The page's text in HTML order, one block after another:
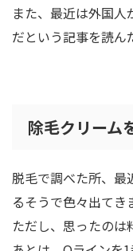
また、最近は外国
だという記事を読ん
除毛クリーム
脱毛で調べた所、最
るそうで色々出てき
ただし、思ったのは